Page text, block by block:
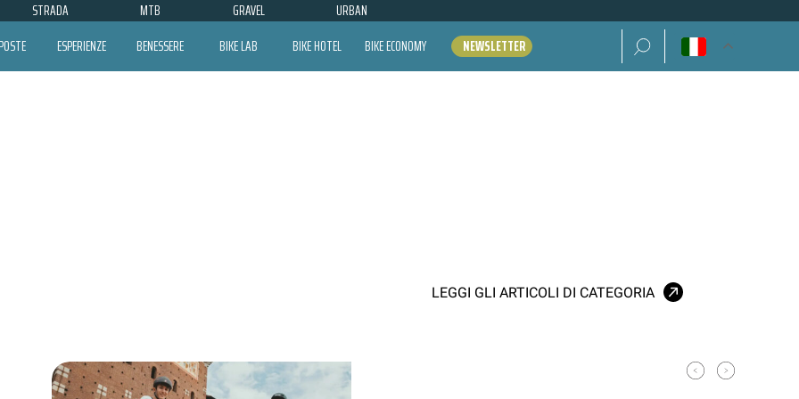
STRADA MTB GRAVEL URBAN
ESPERIENZE BENESSERE BIKE LAB BIKE HOTEL BIKE ECONOMY NEWSLETTER Ricerca per:
LEGGI GLI ARTICOLI DI CATEGORIA